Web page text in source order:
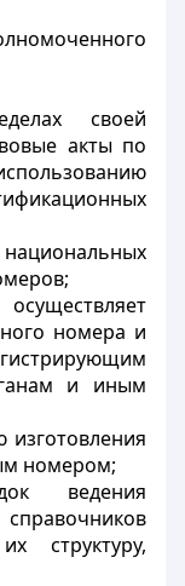
своей
акты по
номера и
и иным
изготовления
номером;
ведения
структуру,